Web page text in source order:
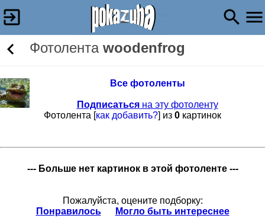
Фотолента woodenfrog
Все фотоленты
Подписатьсяна эту фотоленту
Фотолента [как добавить?] из 0 картинок
--- Больше нет картинок в этой фотоленте ---
Пожалуйста, оцените подборку:
Понравилось
Могло быть интереснее